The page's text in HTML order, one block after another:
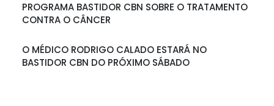
PROGRAMA BASTIDOR CBN SOBRE O TRATAMENTO
CONTRA O CÂNCER
O MÉDICO RODRIGO CALADO ESTARÁ NO
BASTIDOR CBN DO PRÓXIMO SÁBADO